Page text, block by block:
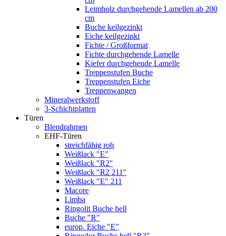
Leimholz durchgehende Lamellen ab 200
cm
Buche keilgezinkt
Eiche keilgezinkt
Fichte / Großformat
Fichte durchgehende Lamelle
Kiefer durchgehende Lamelle
Treppenstufen Buche
Treppenstufen Eiche
Treppenwangen
Mineralwerkstoff
3-Schichtplatten
Türen
Blendrahmen
EHF-Türen
streichfähig roh
Weißlack "E"
Weißlack "R2"
Weißlack "R2 211"
Weißlack "E" 211
Macore
Limba
Ringolit Buche hell
Buche "R"
europ. Eiche "E"